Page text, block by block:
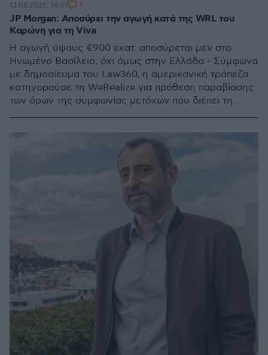
JP Morgan: Αποσύρει την αγωγή κατά της WRL του
Καρώνη για τη Viva
H αγωγή ύψους €900 εκατ. αποσύρεται μεν στο
Ηνωμένο Βασίλειο, όχι όμως στην Ελλάδα - Σύμφωνα
με δημοσίευμα του Law360, η αμερικανική τράπεζα
κατηγορούσε τη WeRealize για πρόθεση παραβίασης
των όρων της συμφωνίας μετόχων που διέπει τη
13.05.2025, 14:01 1